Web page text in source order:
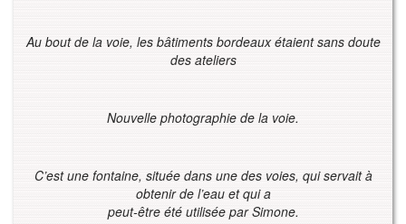
Au bout de la voie, les bâtiments bordeaux étaient sans doute
des ateliers
Nouvelle photographie de la voie.
C’est une fontaine, située dans une des voies, qui servait à
obtenir de l’eau et qui a
peut-être été utilisée par Simone.